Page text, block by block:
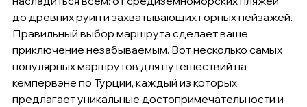
до древних руин и захватывающих горных пейзажей.
Правильный выбор маршрута сделает ваше
приключение незабываемым. Вот несколько самых
популярных маршрутов для путешествий на
кемпервэне по Турции, каждый из которых
предлагает уникальные достопримечательности и